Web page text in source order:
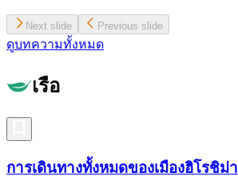
Next slide Previous slide
ดูบทความทั้งหมด
เรือ
การเดินทางทั้งหมดของเมืองฮิโรชิม่า